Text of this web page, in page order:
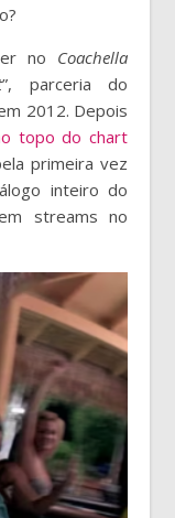
no Coachella
”, parceria do
2012. Depois
topo do chart
primeira vez
inteiro do
streams no